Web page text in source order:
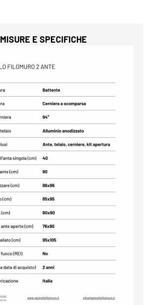
MISURE E SPECIFICHE